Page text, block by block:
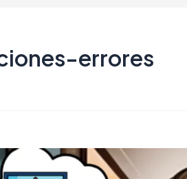
errores